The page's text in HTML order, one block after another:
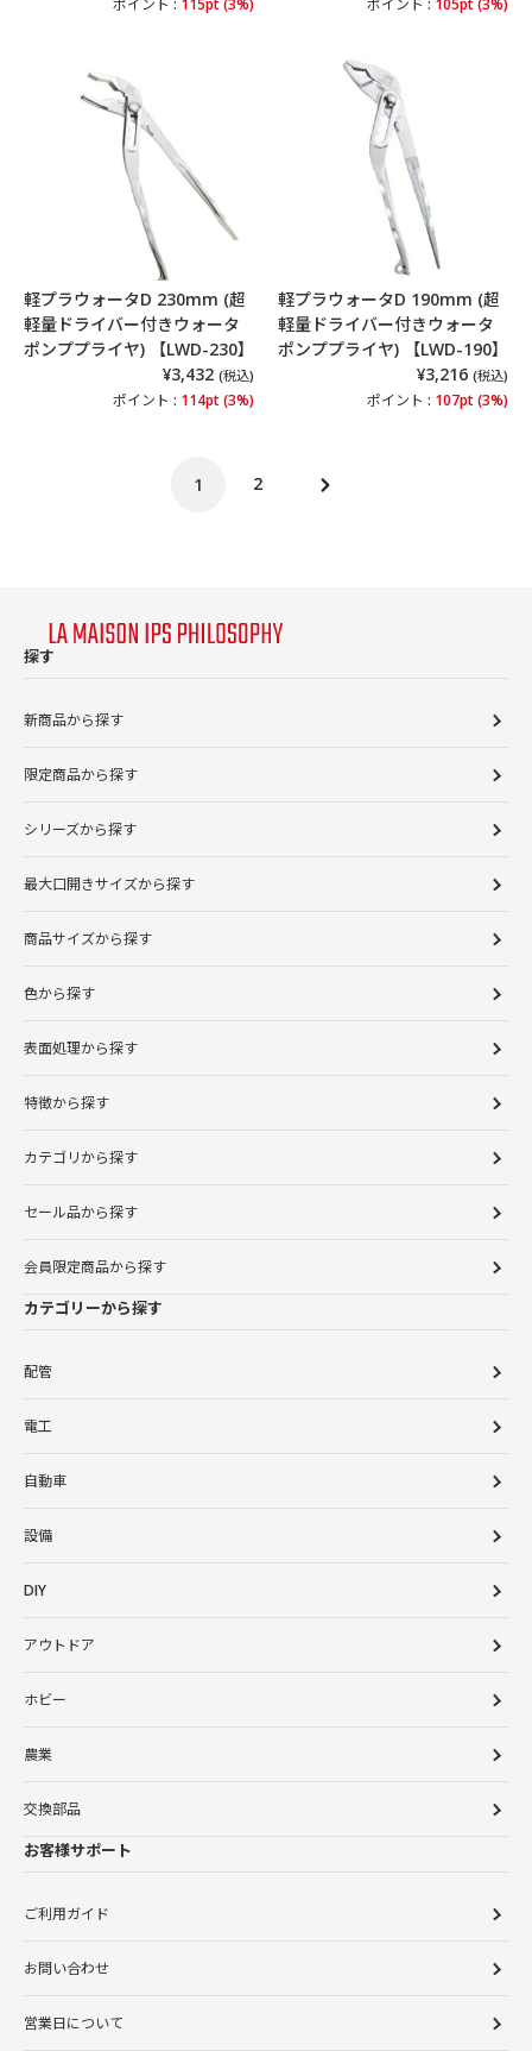
ポイント : 115pt (3%) ポイント : 105pt (3%)
軽プラウォータD 230mm (超
軽量ドライバー付きウォータ
ポンププライヤ) 【LWD-230】
¥3,432 (税込)
ポイント : 114pt (3%)
軽プラウォータD 190mm (超
軽量ドライバー付きウォータ
ポンププライヤ) 【LWD-190】
¥3,216 (税込)
ポイント : 107pt (3%)
1 2
次
探す
新商品から探す
限定商品から探す
シリーズから探す
最大口開きサイズから探す
商品サイズから探す
色から探す
表面処理から探す
特徴から探す
カテゴリから探す
セール品から探す
会員限定商品から探す
カテゴリーから探す
配管
電工
自動車
設備
DIY
アウトドア
ホビー
農業
交換部品
お客様サポート
ご利用ガイド
お問い合わせ
営業日について